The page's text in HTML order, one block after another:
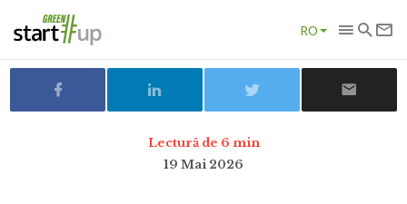
RO
Lectură de 6 min
19 Mai 2026